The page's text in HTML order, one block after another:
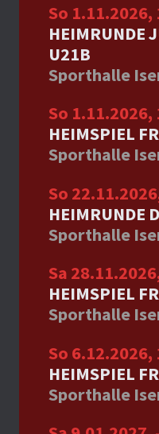
So
HEIMRUNDE
U21B
Sporthalle
So 1.11.2026,
HEIMSPIEL
Sporthalle
So
HEIMRUNDE
Sporthalle
Sa
HEIMSPIEL
Sporthalle
So 6.12.2026,
HEIMSPIEL
Sporthalle